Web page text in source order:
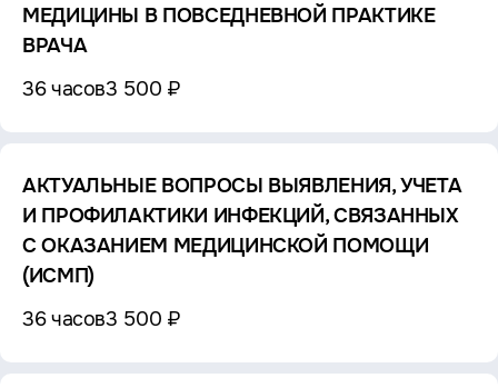
МЕДИЦИНЫ В ПОВСЕДНЕВНОЙ ПРАКТИКЕ
ВРАЧА
36 часов3 500 ₽
АКТУАЛЬНЫЕ ВОПРОСЫ ВЫЯВЛЕНИЯ, УЧЕТА
И ПРОФИЛАКТИКИ ИНФЕКЦИЙ, СВЯЗАННЫХ
С ОКАЗАНИЕМ МЕДИЦИНСКОЙ ПОМОЩИ
(ИСМП)
36 часов3 500 ₽